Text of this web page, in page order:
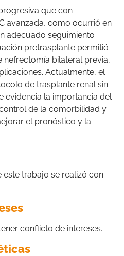
que con
avanzada, como ocurrió en
adecuado seguimiento
pretrasplante permitió
nefrectomía bilateral previa,
Actualmente, el
de trasplante renal sin
evidencia la importancia del
de la comorbilidad y
el pronóstico y la
trabajo se realizó con
conflicto de intereses.